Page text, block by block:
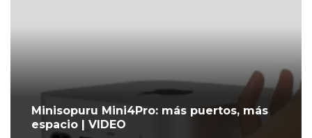
Minisopuru Mini4Pro: más puertos, más
espacio | VIDEO